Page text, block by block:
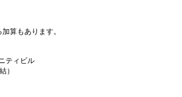
算もあります。
ティビル
）